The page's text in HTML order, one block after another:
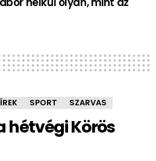
SPORT SZARVAS
hétvégi Körös